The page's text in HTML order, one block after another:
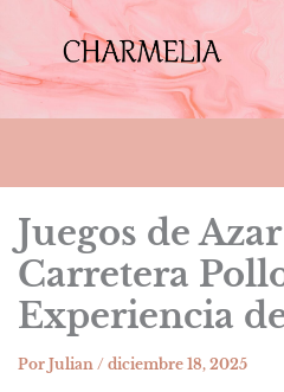
Juegos de
Carretera
Experiencia
Por Julian / diciembre 18, 2025